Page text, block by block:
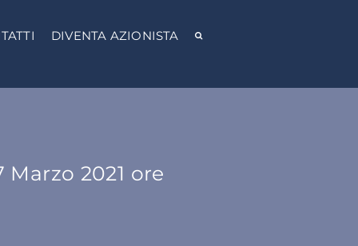
DIVENTA AZIONISTA
Marzo 2021 ore